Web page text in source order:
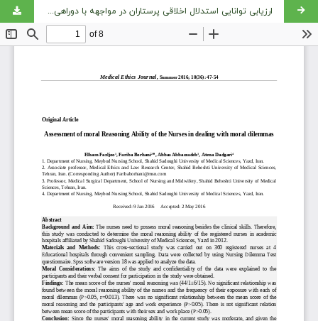
ارزیابی توانایی استدلال اخلاقی پرستاران در مواجهه با دوراهی‌های اخلاقی